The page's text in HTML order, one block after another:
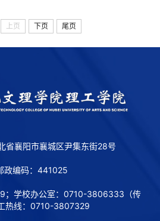
上页 下页 尾页
省襄阳市襄城区尹集东街28号
政编码：441025
；学校办公室：0710-3806333（传
热线：0710-3807329